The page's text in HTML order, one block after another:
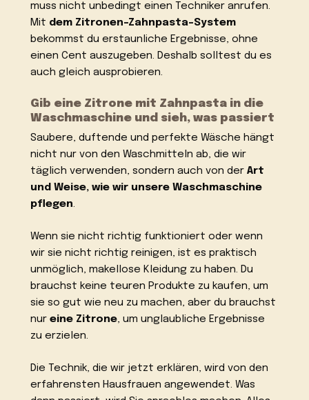
muss nicht unbedingt einen Techniker anrufen.
Mit dem Zitronen-Zahnpasta-System
bekommst du erstaunliche Ergebnisse, ohne
einen Cent auszugeben. Deshalb solltest du es
auch gleich ausprobieren.
Gib eine Zitrone mit Zahnpasta in die
Waschmaschine und sieh, was passiert
Saubere, duftende und perfekte Wäsche hängt
nicht nur von den Waschmitteln ab, die wir
täglich verwenden, sondern auch von derArt
und Weise, wie wir unsere Waschmaschine
pflegen.
Wenn sie nicht richtig funktioniert oder wenn
wir sie nicht richtig reinigen, ist es praktisch
unmöglich, makellose Kleidung zu haben. Du
brauchst keine teuren Produkte zu kaufen, um
sie so gut wie neu zu machen, aber du brauchst
nureine Zitrone, um unglaubliche Ergebnisse
zu erzielen.
Die Technik, die wir jetzt erklären, wird von den
erfahrensten Hausfrauen angewendet. Was